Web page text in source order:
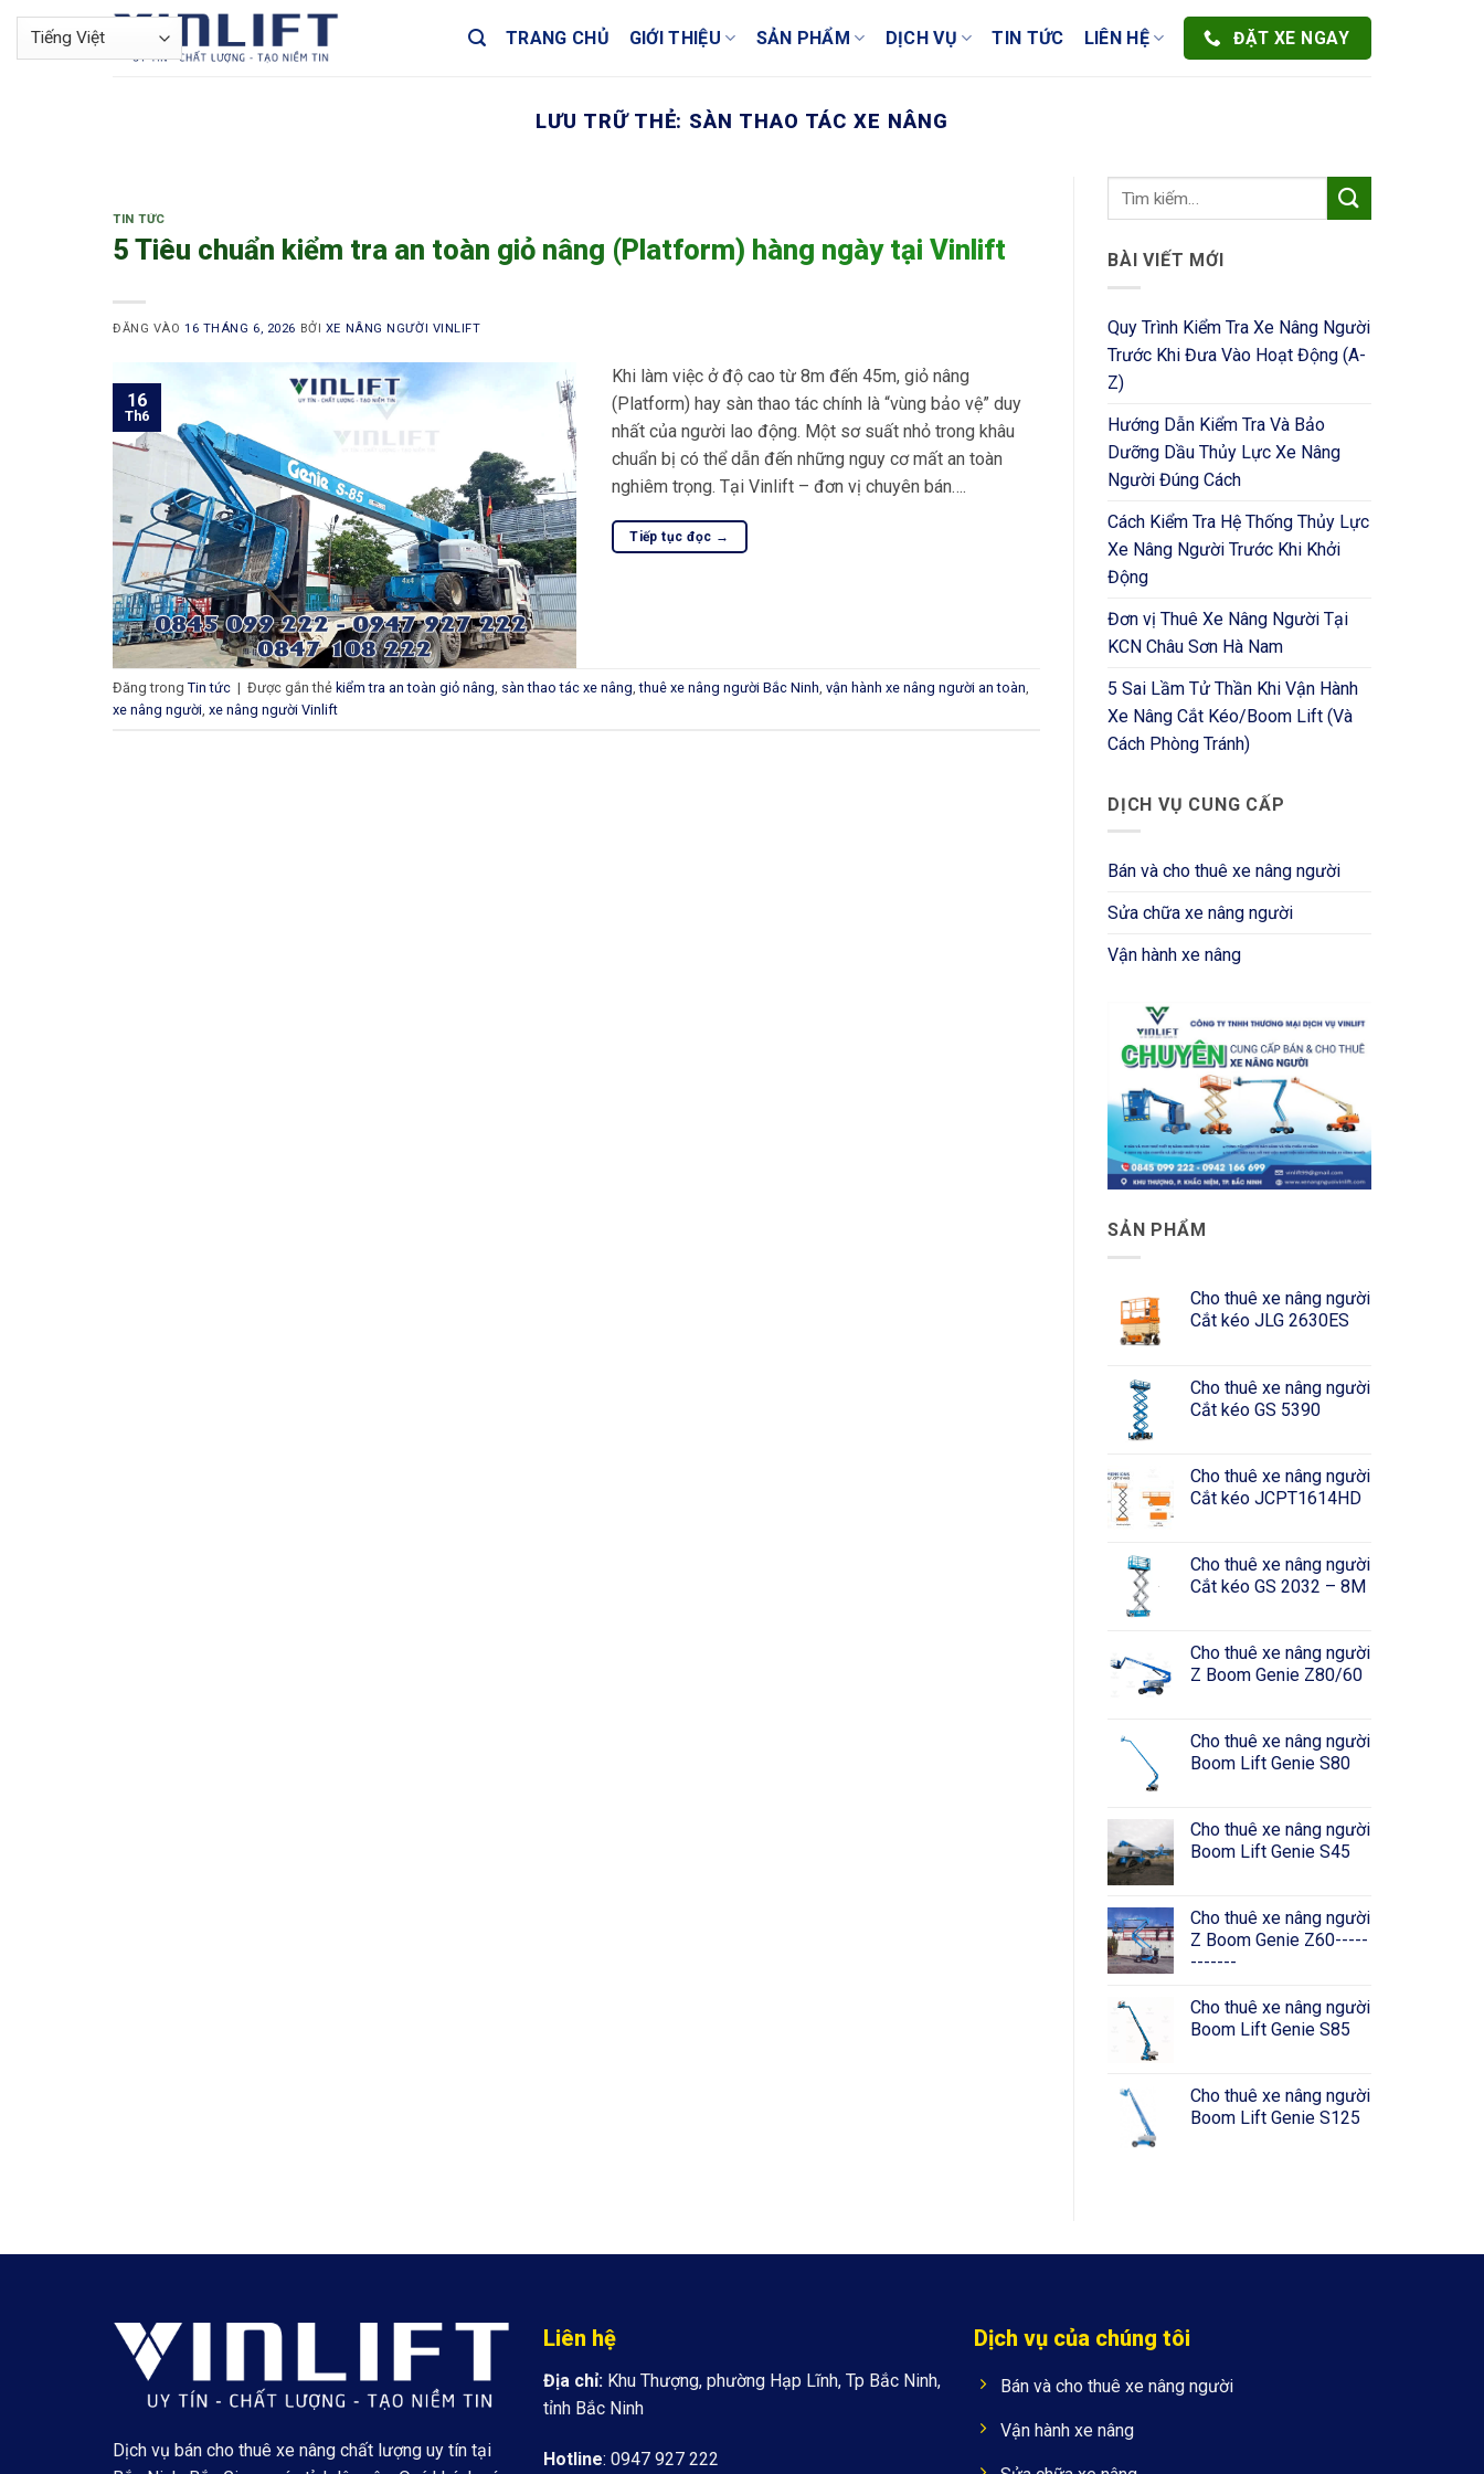
Bỏ
TRANG CHỦ GIỚI THIỆU SẢN PHẨM DỊCH VỤ TIN TỨC LIÊN HỆ ĐẶT XE NGAY
LƯU TRỮ THẺ: SÀN THAO TÁC XE NÂNG
TIN TỨC
5 Tiêu chuẩn kiểm tra an toàn giỏ nâng (Platform) hàng ngày tại Vinlift
ĐĂNG VÀO16 THÁNG 6, 2026 BỞI XE NÂNG NGƯỜI VINLIFT
16
Th6
Khi làm việc ở độ cao từ 8m đến 45m, giỏ nâng
(Platform) hay sàn thao tác chính là “vùng bảo vệ” duy
nhất của người lao động. Một sơ suất nhỏ trong khâu
chuẩn bị có thể dẫn đến những nguy cơ mất an toàn
nghiêm trọng. Tại Vinlift – đơn vị chuyên bán….
Tiếp tục đọc →
Đăng trong Tin tức | Được gắn thẻ kiểm tra an toàn giỏ nâng sàn thao tác xe nâng ,thuê xe nâng người Bắc Ninh vận hành xe nâng người an toàn
xe nâng người xe nâng người Vinlift
BÀI VIẾT MỚI
Quy Trình Kiểm Tra Xe Nâng Người
Trước Khi Đưa Vào Hoạt Động (A-
Z)
Hướng Dẫn Kiểm Tra Và Bảo
Dưỡng Dầu Thủy Lực Xe Nâng
Người Đúng Cách
Cách Kiểm Tra Hệ Thống Thủy Lực
Xe Nâng Người Trước Khi Khởi
Động
Đơn vị Thuê Xe Nâng Người Tại
KCN Châu Sơn Hà Nam
5 Sai Lầm Tử Thần Khi Vận Hành
Xe Nâng Cắt Kéo/Boom Lift (Và
Cách Phòng Tránh)
DỊCH VỤ CUNG CẤP
Bán và cho thuê xe nâng người
Sửa chữa xe nâng người
Vận hành xe nâng
SẢN PHẨM
Cho thuê xe nâng người
Cắt kéo JLG 2630ES
Cho thuê xe nâng người
Cắt kéo GS 5390
Cho thuê xe nâng người
Cắt kéo JCPT1614HD
Cho thuê xe nâng người
Cắt kéo GS 2032 – 8M
Cho thuê xe nâng người
Z Boom Genie Z80/60
Cho thuê xe nâng người
Boom Lift Genie S80
Cho thuê xe nâng người
Boom Lift Genie S45
Cho thuê xe nâng người
Z Boom Genie Z60-----
-------
Cho thuê xe nâng người
Boom Lift Genie S85
Cho thuê xe nâng người
Boom Lift Genie S125
Dịch vụ bán cho thuê xe nâng chất lượng uy tín tại
Liên hệ
Địa chỉ: Khu Thượng, phường Hạp Lĩnh, Tp Bắc Ninh,
tỉnh Bắc Ninh
Hotline: 0947 927 222
Dịch vụ của chúng tôi
Bán và cho thuê xe nâng người
Vận hành xe nâng